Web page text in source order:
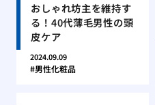
おしゃれ坊主を維持す
る！40代薄毛男性の頭
皮ケア
2024.09.09
男性化粧品